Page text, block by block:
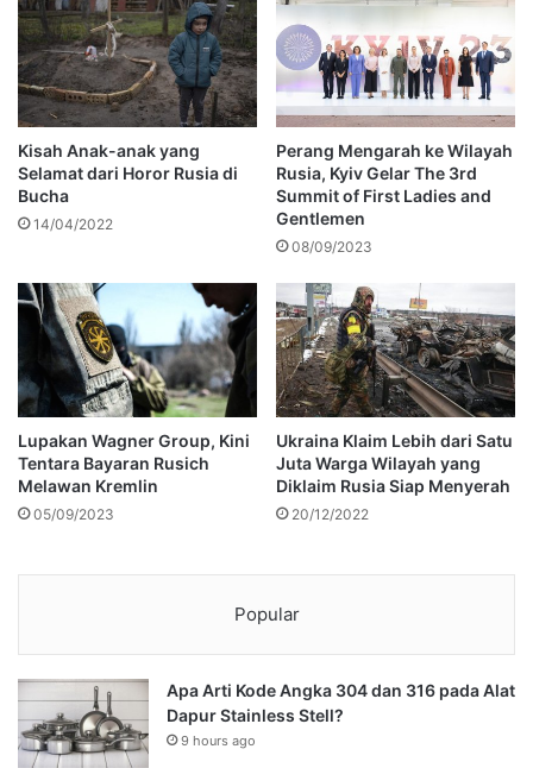
Kisah Anak-anak yang
Selamat dari Horor Rusia di
Bucha
14/04/2022
Perang Mengarah ke Wilayah
Rusia, Kyiv Gelar The 3rd
Summit of First Ladies and
Gentlemen
08/09/2023
Lupakan Wagner Group, Kini
Tentara Bayaran Rusich
Melawan Kremlin
05/09/2023
Ukraina Klaim Lebih dari Satu
Juta Warga Wilayah yang
Diklaim Rusia Siap Menyerah
20/12/2022
Popular
Apa Arti Kode Angka 304 dan 316 pada Alat
Dapur Stainless Stell?
9 hours ago